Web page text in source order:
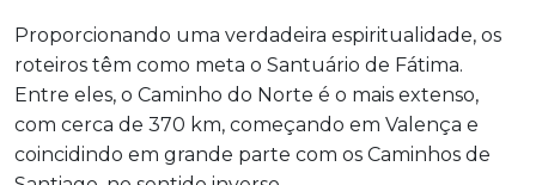
Proporcionando uma verdadeira espiritualidade, os
roteiros têm como meta o Santuário de Fátima.
Entre eles, o Caminho do Norte é o mais extenso,
com cerca de 370 km, começando em Valença e
coincidindo em grande parte com os Caminhos de